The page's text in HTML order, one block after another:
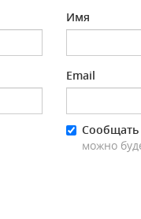
Имя
Email
Сообщать
можно